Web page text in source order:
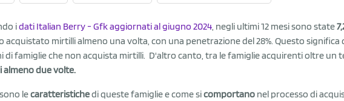
idati Italian Berry - Gfk aggiornati al giugno 2024, negli ultimi 12 mesi sono state
acquistato mirtilli almeno una volta, con una penetrazione del 28%. Questo significa
di famiglie che non acquista mirtilli. D'altro canto, tra le famiglie acquirenti oltre un
almeno due volte.
lecaratteristichedi queste famiglie e come sicomportano nel processo di